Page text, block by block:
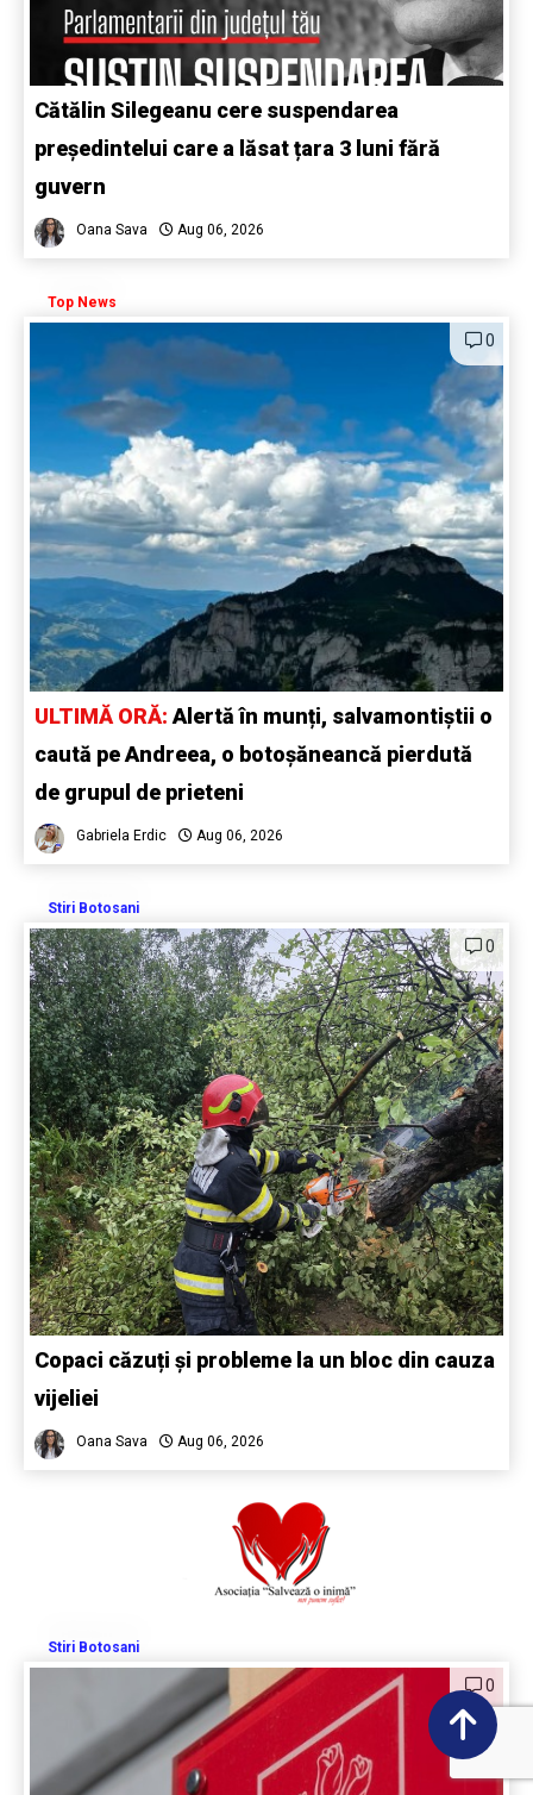
Cătălin Silegeanu cere suspendarea
președintelui care a lăsat țara 3 luni fără
guvern
Oana Sava Aug 06, 2026
Top News
0
ULTIMĂ ORĂ: Alertă în munți, salvamontiștii o
caută pe Andreea, o botoșăneancă pierdută
de grupul de prieteni
Gabriela Erdic Aug 06, 2026
Stiri Botosani
0
Copaci căzuți și probleme la un bloc din cauza
vijeliei
Oana Sava Aug 06, 2026
Stiri Botosani
0